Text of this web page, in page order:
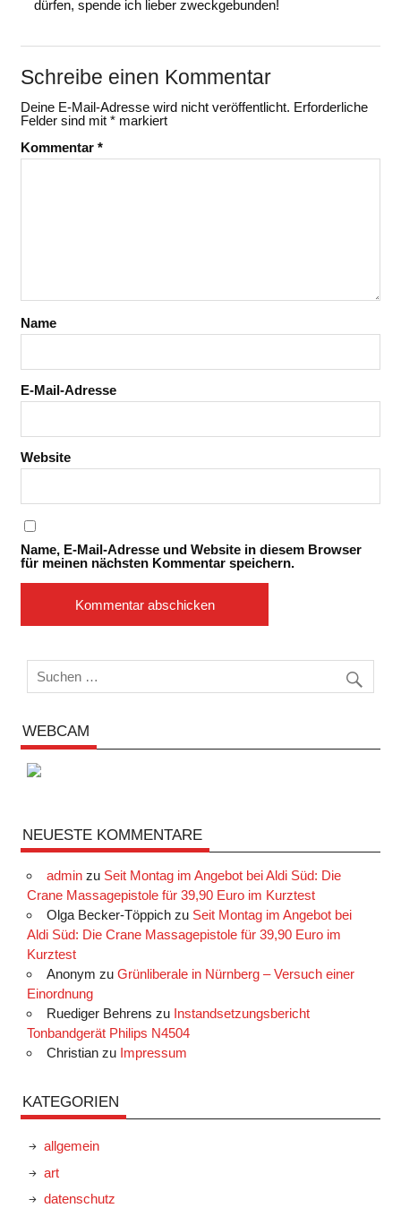
dürfen, spende ich lieber zweckgebunden!
Schreibe einen Kommentar
Deine E-Mail-Adresse wird nicht veröffentlicht. Erforderliche
Felder sind mit *markiert
Kommentar *
Name
E-Mail-Adresse
Website
Name, E-Mail-Adresse und Website in diesem Browser
für meinen nächsten Kommentar speichern.
WEBCAM
NEUESTE KOMMENTARE
adminzu Seit Montag im Angebot bei Aldi Süd: Die
Crane Massagepistole für 39,90 Euro im Kurztest
Olga Becker-Töppichzu Seit Montag im Angebot bei
Aldi Süd: Die Crane Massagepistole für 39,90 Euro im
Kurztest
Anonym zu Grünliberale in Nürnberg – Versuch einer
Einordnung
Ruediger Behrens zu Instandsetzungsbericht
Tonbandgerät Philips N4504
Christianzu Impressum
KATEGORIEN
allgemein
art
datenschutz